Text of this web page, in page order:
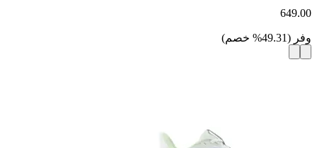
649.00
وفر (
49.31
% خصم)